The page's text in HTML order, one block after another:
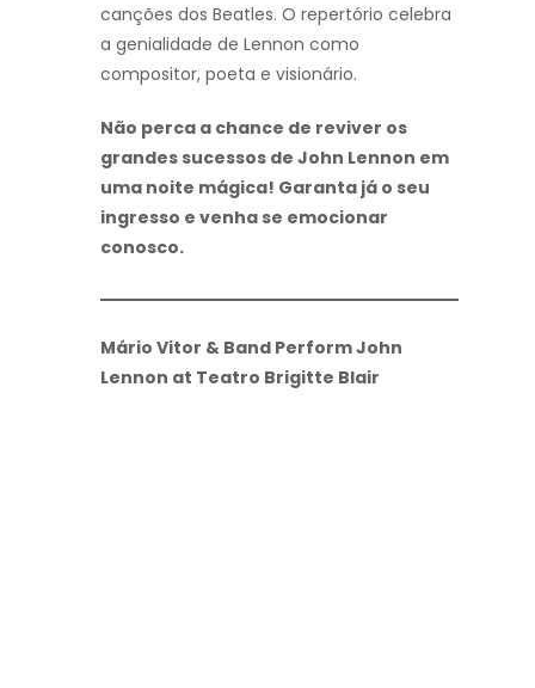
canções dos Beatles. O repertório celebra
a genialidade de Lennon como
compositor, poeta e visionário.
Não perca a chance de reviver os
grandes sucessos de John Lennon em
uma noite mágica! Garanta já o seu
ingresso e venha se emocionar
conosco.
Mário Vitor & Band Perform John
Lennon at Teatro Brigitte Blair